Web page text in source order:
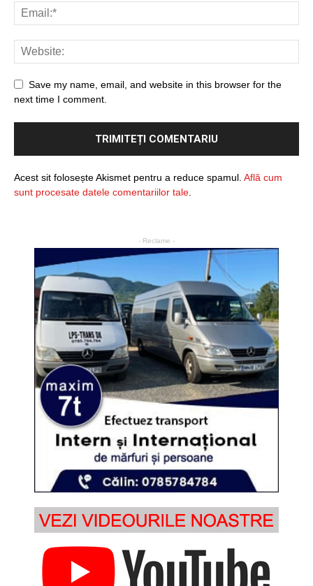
Save my name, email, and website in this browser for the
next time I comment.
Acest sit folosește Akismet pentru a reduce spamul. Află cum
sunt procesate datele comentariilor tale
- Reclame -